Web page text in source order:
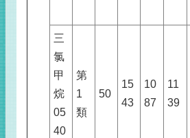
三
氯
甲
烷
05
40
第
1
類
50
15
43
10
87
11
39